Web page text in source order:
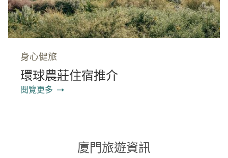
身心健旅
環球農莊住宿推介
閱覽更多
廈門旅遊資訊